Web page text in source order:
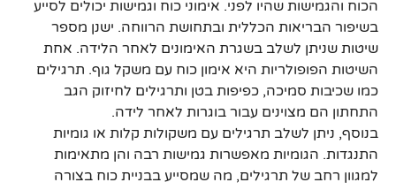
הכוח והגמישות שהיו לפני. אימוני כוח וגמישות יכולים לסייע
בשיפור הבריאות הכללית ובתחושת הרווחה. ישנן מספר
שיטות שניתן לשלב בשגרת האימונים לאחר הלידה. אחת
השיטות הפופולריות היא אימון כוח עם משקל גוף. תרגילים
כמו שכיבות סמיכה, כפיפות בטן ותרגילים לחיזוק הגב
התחתון הם מצוינים עבור בוגרות לאחר לידה.
בנוסף, ניתן לשלב תרגילים עם משקולות קלות או גומיות
התנגדות. הגומיות מאפשרות גמישות רבה והן מתאימות
למגוון רחב של תרגילים, מה שמסייע בבניית כוח בצורה